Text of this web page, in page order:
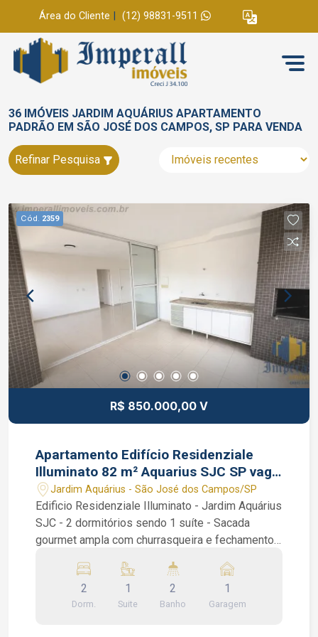
Área do Cliente (12) 98831-9511
36 IMÓVEIS JARDIM AQUÁRIUS APARTAMENTO
PADRÃO EM SÃO JOSÉ DOS CAMPOS, SP PARA VENDA
Refinar Pesquisa
Cód. 2359
R$ 850.000,00 V
Apartamento Edifício Residenziale
Illuminato 82 m² Aquarius SJC SP vaga
coberta
Jardim Aquárius - São José dos Campos/SP
Edificio Residenziale Illuminato - Jardim Aquárius
SJC - 2 dormitórios sendo 1 suíte - Sacada
gourmet ampla com churrasqueira e fechamento
Coberta Apartamento de 82 m² muito bem
localizado, no Jardim Aquárius, com Sacada
Gourmet com churrasqueira e cortina de vidro,
2
Dorm.
1
Suite
2
Banho
1
Garagem